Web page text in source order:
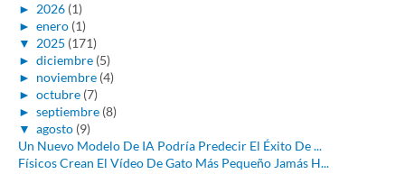
► 2026 (1)
► enero (1)
▼ 2025 (171)
► diciembre (5)
► noviembre (4)
► octubre (7)
► septiembre (8)
▼ agosto (9)
Un Nuevo Modelo De IA Podría Predecir El Éxito De ...
Físicos Crean El Vídeo De Gato Más Pequeño Jamás H...